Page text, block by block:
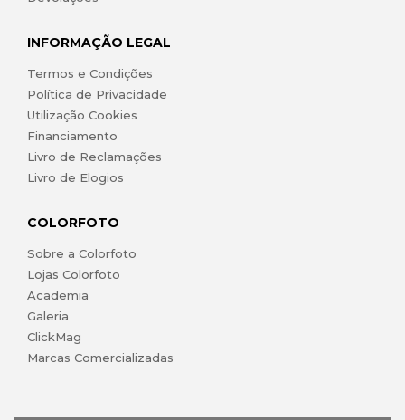
INFORMAÇÃO LEGAL
Termos e Condições
Política de Privacidade
Utilização Cookies
Financiamento
Livro de Reclamações
Livro de Elogios
COLORFOTO
Sobre a Colorfoto
Lojas Colorfoto
Academia
Galeria
ClickMag
Marcas Comercializadas